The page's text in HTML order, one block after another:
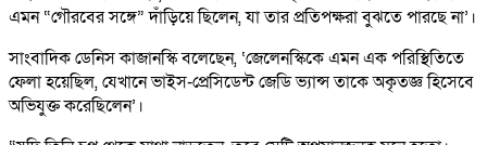
এমন “গৌরবের সঙ্গে” দাঁড়িয়ে ছিলেন, যা তার প্রতিপক্ষরা বুঝতে পারছে না’।
সাংবাদিক ডেনিস কাজানস্কি বলেছেন, ‘জেলেনস্কিকে এমন এক পরিস্থিতিতে
ফেলা হয়েছিল, যেখানে ভাইস-প্রেসিডেন্ট জেডি ভ্যান্স তাকে অকৃতজ্ঞ হিসেবে
অভিযুক্ত করেছিলেন’।